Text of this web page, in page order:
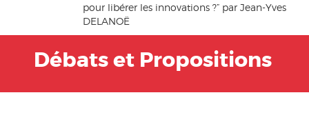
pour libérer les innovations ?” par Jean-Yves
DELANOË
Débats et Propositions